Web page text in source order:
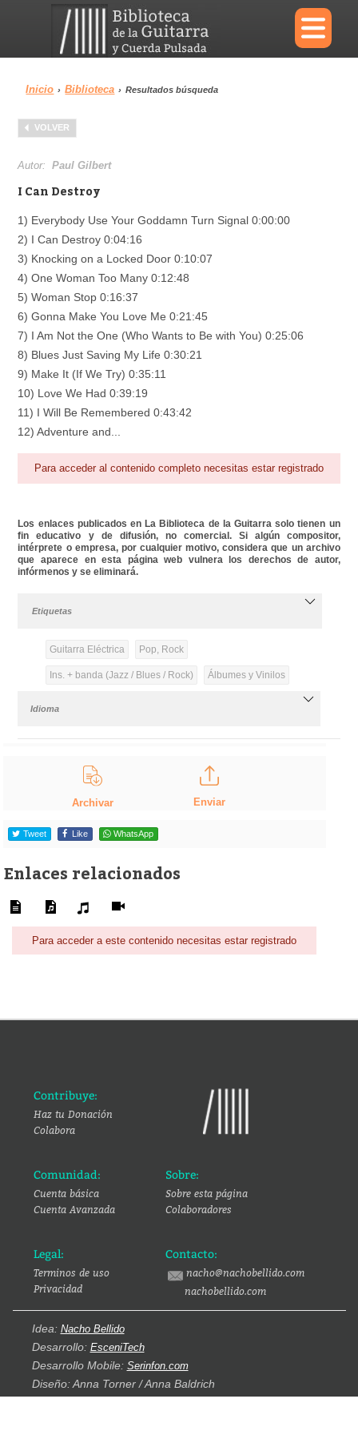
×
Menu
Biblioteca
Área personal
Inicio › Biblioteca › Resultados búsqueda
VOLVER
Autor:Paul Gilbert
I Can Destroy
1) Everybody Use Your Goddamn Turn Signal 0:00:00
2) I Can Destroy 0:04:16
3) Knocking on a Locked Door 0:10:07
4) One Woman Too Many 0:12:48
5) Woman Stop 0:16:37
6) Gonna Make You Love Me 0:21:45
7) I Am Not the One (Who Wants to Be with You) 0:25:06
8) Blues Just Saving My Life 0:30:21
9) Make It (If We Try) 0:35:11
10) Love We Had 0:39:19
11) I Will Be Remembered 0:43:42
12) Adventure and...
Para acceder al contenido completo necesitas estar registrado
Los enlaces publicados en La Biblioteca de la Guitarra solo tienen un
fin educativo y de difusión, no comercial. Si algún compositor,
intérprete o empresa, por cualquier motivo, considera que un archivo
que aparece en esta página web vulnera los derechos de autor,
infórmenos y se eliminará.
Etiquetas
Guitarra Eléctrica Pop, Rock
Ins. + banda (Jazz / Blues / Rock) Álbumes y Vinilos
Idioma
Archivar Enviar
Tweet Like WhatsApp
Enlaces relacionados
Para acceder a este contenido necesitas estar registrado
Contribuye:
Haz tu Donación
Colabora
Comunidad:
Cuenta básica
Cuenta Avanzada
Sobre:
Sobre esta página
Colaboradores
Legal:
Terminos de uso
Privacidad
Contacto:
nacho@nachobellido.com
nachobellido.com
Idea: Nacho Bellido
Desarrollo: EsceniTech
Desarrollo Mobile: Serinfon.com
Diseño: Anna Torner / Anna Baldrich